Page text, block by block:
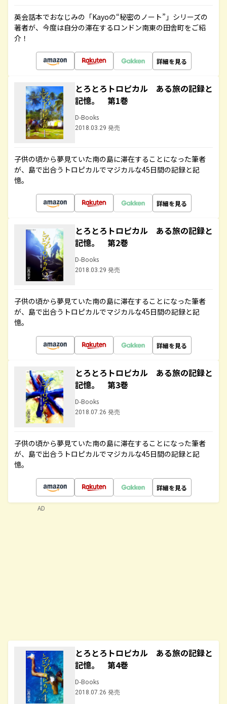
英会話本でおなじみの「Kayoの“秘密のノート”」シリーズの
著者が、今度は自分の滞在するロンドン南東の田舎町をご紹
介！
詳細を見る
とろとろトロピカル ある旅の記録と
記憶。 第1巻
D-Books
2018.03.29 発売
子供の頃から夢見ていた南の島に滞在することになった筆者
が、島で出合うトロピカルでマジカルな45日間の記録と記
憶。
詳細を見る
とろとろトロピカル ある旅の記録と
記憶。 第2巻
D-Books
2018.03.29 発売
子供の頃から夢見ていた南の島に滞在することになった筆者
が、島で出合うトロピカルでマジカルな45日間の記録と記
憶。
詳細を見る
とろとろトロピカル ある旅の記録と
記憶。 第3巻
D-Books
2018.07.26 発売
子供の頃から夢見ていた南の島に滞在することになった筆者
が、島で出合うトロピカルでマジカルな45日間の記録と記
憶。
詳細を見る
とろとろトロピカル ある旅の記録と
記憶。 第4巻
D-Books
2018.07.26 発売
AD